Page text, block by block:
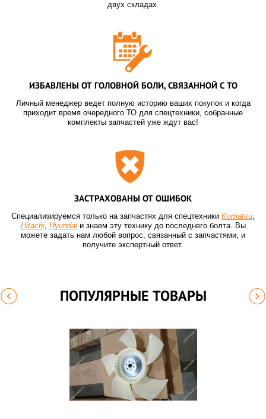
двух складах.
ИЗБАВЛЕНЫ ОТ ГОЛОВНОЙ БОЛИ, СВЯЗАННОЙ С ТО
Личный менеджер ведет полную историю ваших покупок и когда
приходит время очередного ТО для спецтехники, собранные
комплекты запчастей уже ждут вас!
ЗАСТРАХОВАНЫ ОТ ОШИБОК
Специализируемся только на запчастях для спецтехники Komatsu,
Hitachi, Hyundaiи знаем эту технику до последнего болта. Вы
можете задать нам любой вопрос, связанный с запчастями, и
получите экспертный ответ.
ПОПУЛЯРНЫЕ ТОВАРЫ